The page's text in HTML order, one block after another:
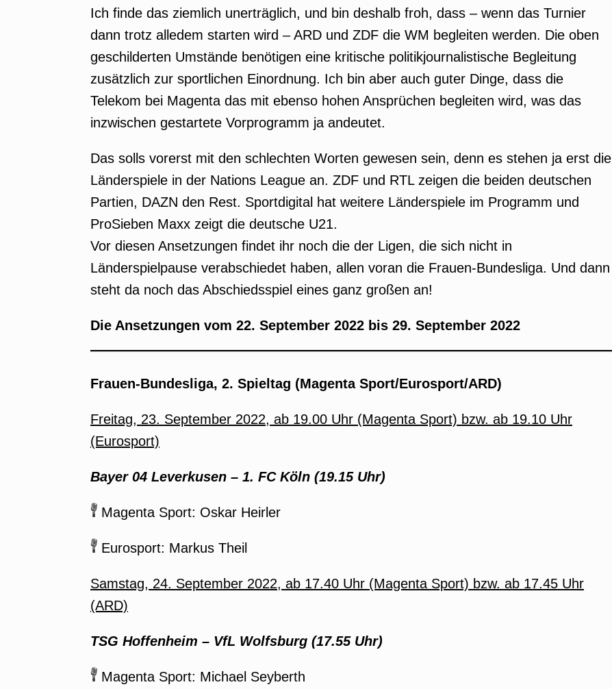
Ich finde das ziemlich unerträglich, und bin deshalb froh, dass – wenn das Turnier
dann trotz alledem starten wird – ARD und ZDF die WM begleiten werden. Die oben
geschilderten Umstände benötigen eine kritische politikjournalistische Begleitung
zusätzlich zur sportlichen Einordnung. Ich bin aber auch guter Dinge, dass die
Telekom bei Magenta das mit ebenso hohen Ansprüchen begleiten wird, was das
inzwischen gestartete Vorprogramm ja andeutet.
Das solls vorerst mit den schlechten Worten gewesen sein, denn es stehen ja erst die
Länderspiele in der Nations League an. ZDF und RTL zeigen die beiden deutschen
Partien, DAZN den Rest. Sportdigital hat weitere Länderspiele im Programm und
ProSieben Maxx zeigt die deutsche U21.
Vor diesen Ansetzungen findet ihr noch die der Ligen, die sich nicht in
Länderspielpause verabschiedet haben, allen voran die Frauen-Bundesliga. Und dann
steht da noch das Abschiedsspiel eines ganz großen an!
Die Ansetzungen vom 22. September 2022 bis 29. September 2022
Frauen-Bundesliga, 2. Spieltag (Magenta Sport/Eurosport/ARD)
Freitag, 23. September 2022, ab 19.00 Uhr (Magenta Sport) bzw. ab 19.10 Uhr
(Eurosport)
Bayer 04 Leverkusen – 1. FC Köln (19.15 Uhr)
Magenta Sport: Oskar Heirler
Eurosport: Markus Theil
Samstag, 24. September 2022, ab 17.40 Uhr (Magenta Sport) bzw. ab 17.45 Uhr
(ARD)
TSG Hoffenheim – VfL Wolfsburg (17.55 Uhr)
Magenta Sport: Michael Seyberth